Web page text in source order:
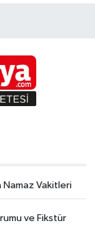
Namaz Vakitleri
ve Fikstür